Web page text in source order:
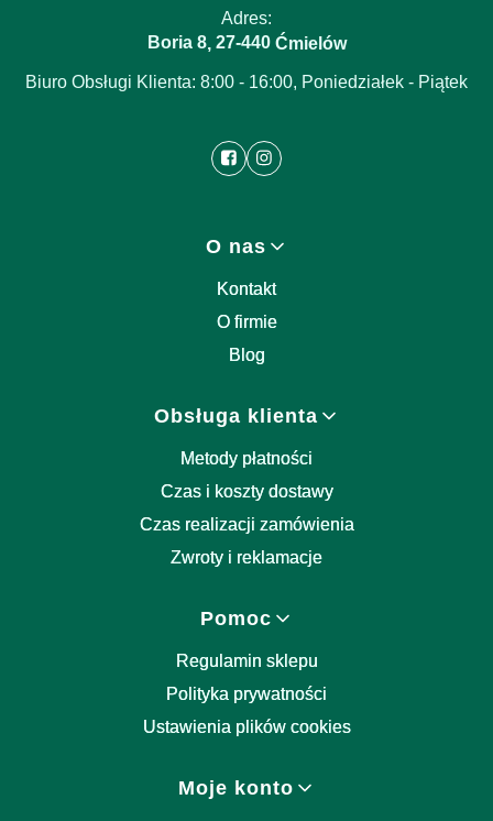
Adres:
Boria 8, 27-440Ćmielów
Biuro Obsługi Klienta: 8:00 - 16:00, Poniedziałek - Piątek
O nas
Kontakt
O firmie
Blog
Obsługa klienta
Metody płatności
Czas i koszty dostawy
Czas realizacji zamówienia
Zwroty i reklamacje
Pomoc
Regulamin sklepu
Polityka prywatności
Ustawienia plików cookies
Moje konto